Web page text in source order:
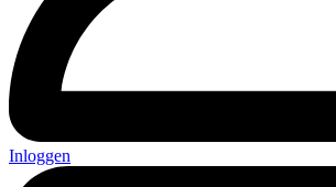
Inloggen